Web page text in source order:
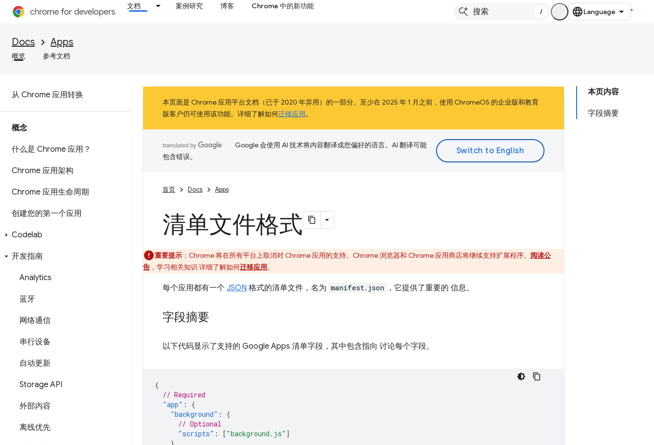
文档 案例研究 博客 Chrome 中的新功能
/
Docs Apps
概览 参考文档
从 Chrome 应用转换
概念
什么是 Chrome 应用？
Chrome 应用架构
Chrome 应用生命周期
创建您的第一个应用
Codelab
开发指南
Analytics
蓝牙
网络通信
串行设备
自动更新
Storage API
外部内容
离线优先
本页内容
字段摘要
本页面是 Chrome 应用平台文档（已于 2020 年弃用）的一部分。至少在 2025 年 1 月之前，使用 ChromeOS 的企业版和教育
版客户仍可使用该功能。详细了解如何迁移应用。
Google 会使用 AI 技术将内容翻译成您偏好的语言。AI 翻译可能
包含错误。
首页 Docs Apps
清单文件格式
重要提示 ：Chrome 将在所有平台上取消对 Chrome 应用的支持。Chrome 浏览器和 Chrome 应用商店将继续支持扩展程序。 阅读公
告 ，学习相关知识 详细了解如何迁移应用。
每个应用都有一个 JSON 格式的清单文件，名为 manifest.json ，它提供了重要的 信息。
字段摘要
以下代码显示了支持的 Google Apps 清单字段，其中包含指向 讨论每个字段。
{
// Required
"app" :
{
"background" :
{
// Optional
"scripts" : [ "background.js" ]